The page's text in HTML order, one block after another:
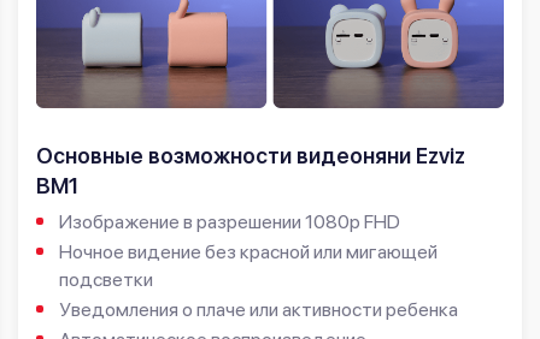
Основные возможности видеоняни Ezviz
BM1
Изображение в разрешении 1080p FHD
Ночное видение без красной или мигающей
подсветки
Уведомления о плаче или активности ребенка